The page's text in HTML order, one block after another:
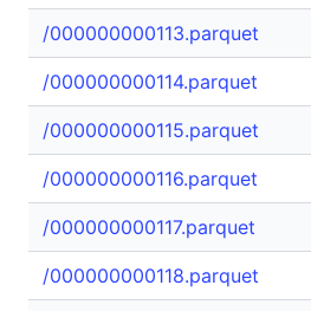
/000000000113.parquet
/000000000114.parquet
/000000000115.parquet
/000000000116.parquet
/000000000117.parquet
/000000000118.parquet